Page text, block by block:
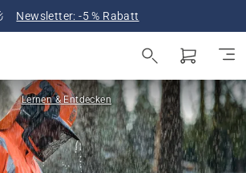
Newsletter: -5 % Rabatt
Lernen & Entdecken